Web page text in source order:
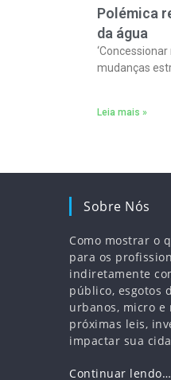
Polémica
da água
mudanças
Leia mais »
Sobre Nós
Como mostrar o
para os
indiretamente
público, esgotos
urbanos, micro e
próximas leis,
impactar sua
Continuar lendo…